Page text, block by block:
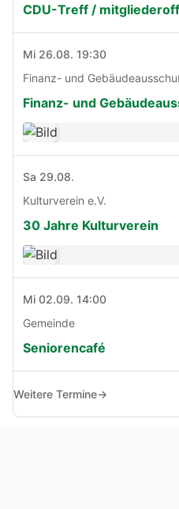
CDU-Treff /
Mi 26.08. 19:30
Finanz- und
Finanz- und
Sa 29.08.
Kulturverein e.V.
30 Jahre Kulturverein
Mi 02.09. 14:00
Gemeinde
Seniorencafé
Weitere Termine→